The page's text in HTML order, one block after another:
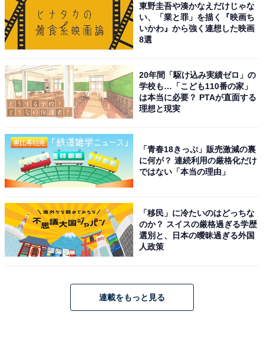
東野圭吾や湊かなえだけじゃな
い、「業と罪」を描く『映画ち
いかわ』から強く連想した映画
8選
20年間「駆け込み実績ゼロ」の
学校も…「こども110番の家」
は本当に必要？ PTAが直面する
理想と現実
「青春18きっぷ」販売激減の裏
に何が？ 連続利用の厳格化だけ
ではない「本当の理由」
「移民」に冷たいのはどっちな
のか？ スイスの厳格過ぎる学歴
選別と、日本の曖昧過ぎる外国
人政策
連載をもっと見る